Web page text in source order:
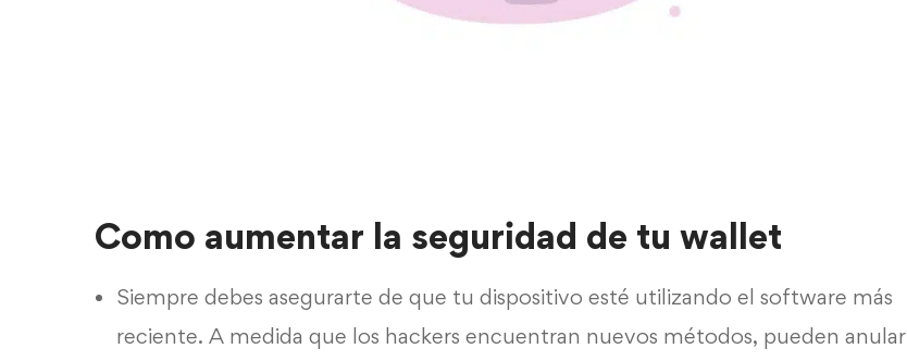
Como aumentar la seguridad de tu wallet
Siempre debes asegurarte de que tu dispositivo esté utilizando el software más
reciente. A medida que los hackers encuentran nuevos métodos, pueden anular